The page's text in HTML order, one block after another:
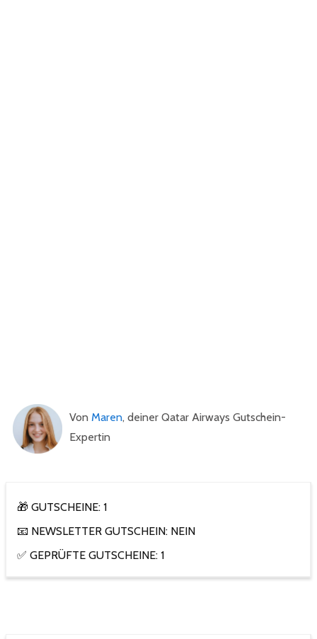
Von Maren, deiner Qatar Airways Gutschein-
Expertin
🎁 GUTSCHEINE: 1
📧 NEWSLETTER GUTSCHEIN: NEIN
✅ GEPRÜFTE GUTSCHEINE: 1